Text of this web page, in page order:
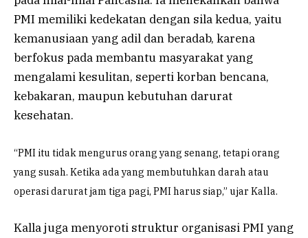
PMI memiliki kedekatan dengan sila kedua, yaitu
kemanusiaan yang adil dan beradab, karena
berfokus pada membantu masyarakat yang
mengalami kesulitan, seperti korban bencana,
kebakaran, maupun kebutuhan darurat
kesehatan.
“PMI itu tidak mengurus orang yang senang, tetapi orang
yang susah. Ketika ada yang membutuhkan darah atau
operasi darurat jam tiga pagi, PMI harus siap,” ujar Kalla.
Kalla juga menyoroti struktur organisasi PMI yang